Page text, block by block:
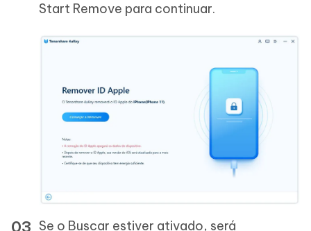
Start Remove para continuar.
Se o Buscar estiver ativado, será